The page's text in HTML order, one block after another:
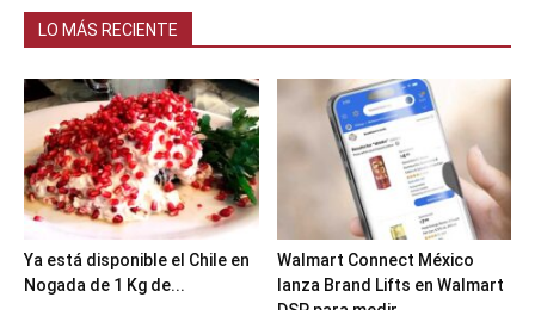
LO MÁS RECIENTE
Ya está disponible el Chile en
Nogada de 1 Kg de...
Walmart Connect México
lanza Brand Lifts en Walmart